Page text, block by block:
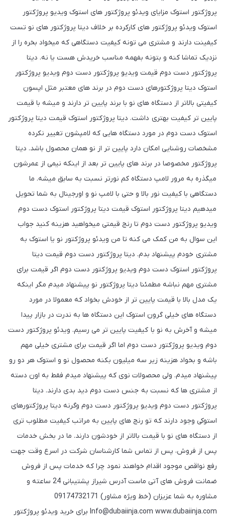
پروژکتور استوک مزایای ویدئو پروژکتور های استوک ویدیو پروژکتور
استوک ویدئو پروژکتور های کارکرده بر خلاف دیتا پروژکتور های نو تست
کیفینت دارند و مشتری می تونه کیفیت دستگاهی که میخواد بخره را از
نزدیک تماشا کنه و بتونه بفهمه مناسب خریدش هست یا نه. دیتا
پروژکتور دست دوم قیمت ویدیو پروژکتور دست دوم ویدیو پروژکتور
استوک دیتا پروژکتورهای دست دوم در برند های معتبر مثل اپسون
کیفیتی بالاتر از دستگاه های نو با برند پایین تر دارند و میشه با قیمت
پایین تر کیفیت بهتری داشت. دیتا پروژکتور استوک قیمت دیتا پروژکتور
استوک دست دوم در مورد دستگاه هایی که لامپشون تغییر نکرده
مشخصات روشنایی امکان دارد پایین تر از نو همان محصول باشد. دیتا
پروژکتور مخصوصا در برند های پایین تر بعد از اینکه نیمی از عمرشون
میگذره به مرور لامپ دستگاه کم نورتر نسبت به سابق میشه. ما
دستگاهی با کیفیت نور بالا و حتی با لامپ نو و اورجینال به شما تحویل
میدهیم دیتا پروژکتور استوک قیمت دیتا پروژکتور استوک دست دوم
ویدیو پروژکتور دست دوم تا رنج قیمتی میخواهید هزینه کنید جواب
این سوال به من کمک می کنه تا من ویدئو پروژکتور نو یا استوک به
مشتری خودم پیشنهاد بدم. دیتا پروژکتور دست دوم قیمت دیتا
پروژکتور استوک دست دوم ویدیو پروژکتور دست دوم اگر قیمت برای
مشتری مهم نباشه مطمئنا دیتا پروژکتور نو پیشنهاد میدم مگر اینکه
یک مدل بالا با قیمت پایین تر از خودش بخواد که معمولا در مورد
دستگاه های خیلی گرون استوک این دستگاه ها به ندرت در بازار پیدا
میشه و آخرش به نو با کیفیت پایین تر می رسیم. ویدئو پروژکتور دست
دوم ویدیو پروژکتور دست دوم اما اگر قیمت برای مشتری خیلی مهم
باشه و بخواد هزینه زیر سه میلیون بکنه محصول نو و استوک هر دو رو
پیشنهاد میدم. ولی محصولات نوی که پیشنهاد میدم فقط به اون دسته
از مشتری ها که نسبت به جنس دست دوم دید بدی دارند. دیتا
پروژکتور دست دوم ویدیو پروژکتور دست دوم وگرنه دیتا پروژکتورهای
استوکی وجود دارند که تو رنج های پایین به مراتب کیفیت مطلوب تری
از دستگاه های نو با قیمت بالاتر از خودشون دارند. ما در بخش خدمات
پس از فروش، پس از تماس شما کارشناسان شرکت در اسرع وقت جهت
رفع نواقص موجود اقدام خواهند نمود چرا که خدمات پس از فروش
ضمانت فروش های آتی ماست آدرس شیراز پشتیبانی 24 ساعته و
مشاوره به شما عزیزان (خط ویژه مشاور) 09174732171
Info@dubaiinja.com www.dubaiinja.com برای خرید ویدئو پروژکتور